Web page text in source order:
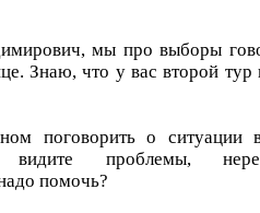
мы про выборы
Знаю, что у вас второй
поговорить о
видите проблемы,
помочь?